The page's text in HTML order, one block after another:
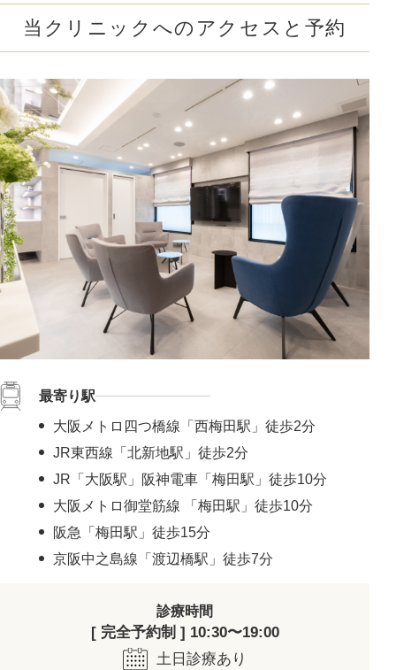
当クリニックへのアクセスと予約
最寄り駅
大阪メトロ四つ橋線「西梅田駅」徒歩2分
JR東西線「北新地駅」徒歩2分
JR「大阪駅」阪神電車「梅田駅」徒歩10分
大阪メトロ御堂筋線 「梅田駅」徒歩10分
阪急「梅田駅」徒歩15分
京阪中之島線「渡辺橋駅」徒歩7分
診療時間
[ 完全予約制 ] 10:30〜19:00
土日診療あり